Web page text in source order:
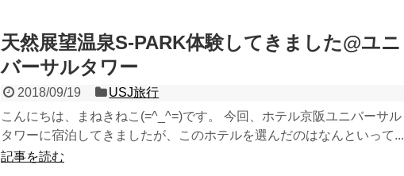
天然展望温泉S-PARK体験してきました@ユニ
バーサルタワー
2018/09/19
USJ旅行
こんにちは、まねきねこ(=^_^=)です。 今回、ホテル京阪ユニバーサル
タワーに宿泊してきましたが、このホテルを選んだのはなんといって...
記事を読む